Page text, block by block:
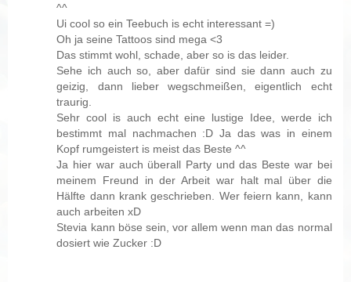
^^
Ui cool so ein Teebuch is echt interessant =)
Oh ja seine Tattoos sind mega <3
Das stimmt wohl, schade, aber so is das leider.
Sehe ich auch so, aber dafür sind sie dann auch zu
geizig, dann lieber wegschmeißen, eigentlich echt
traurig.
Sehr cool is auch echt eine lustige Idee, werde ich
bestimmt mal nachmachen :D Ja das was in einem
Kopf rumgeistert is meist das Beste ^^
Ja hier war auch überall Party und das Beste war bei
meinem Freund in der Arbeit war halt mal über die
Hälfte dann krank geschrieben. Wer feiern kann, kann
auch arbeiten xD
Stevia kann böse sein, vor allem wenn man das normal
dosiert wie Zucker :D